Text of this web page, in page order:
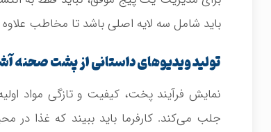
باید شامل سه لایه اصلی باشد تا مخاطب
تولید ویدیوهای داستانی از پشت صحنه
نمایش فرآیند پخت، کیفیت و تازگی مواد
جلب می‌کند. کارفرما باید ببیند که غذا